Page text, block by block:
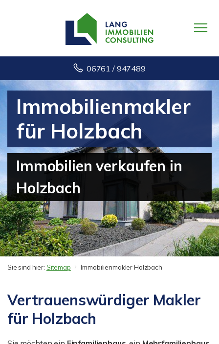
06761 / 947489
Immobilienmakler
für Holzbach
Immobilien verkaufen in
Holzbach
Sie sind hier: Sitemap Immobilienmakler Holzbach
Vertrauenswürdiger Makler
für Holzbach